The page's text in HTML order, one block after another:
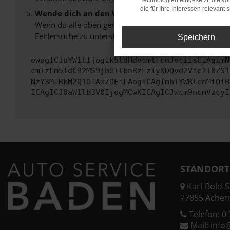
Wende dich an den Webseitenbetreiber.
Wenn du alle oben genannten Schritte versucht hast,
Fehlersuche zu unterstützen:
Karl-Bold-
77855
Telefon: 0
Mail:
die für Ihre Interessen relevant
Speichern